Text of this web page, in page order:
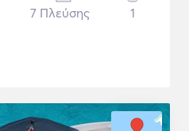
7 Πλεύσης 1